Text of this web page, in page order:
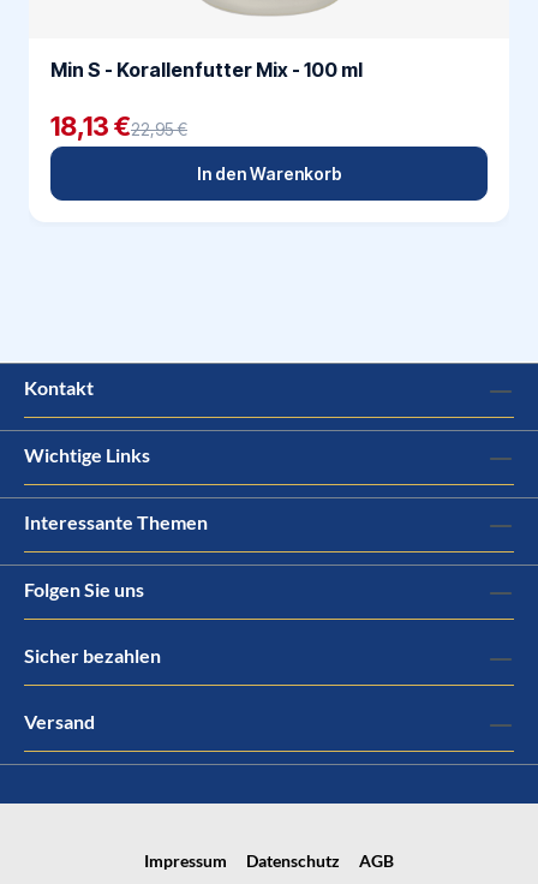
Min S - Korallenfutter Mix - 100 ml
18,13 €22,95 €
In den Warenkorb
Kontakt
Wichtige Links
Interessante Themen
Folgen Sie uns
Sicher bezahlen
Versand
Impressum Datenschutz AGB